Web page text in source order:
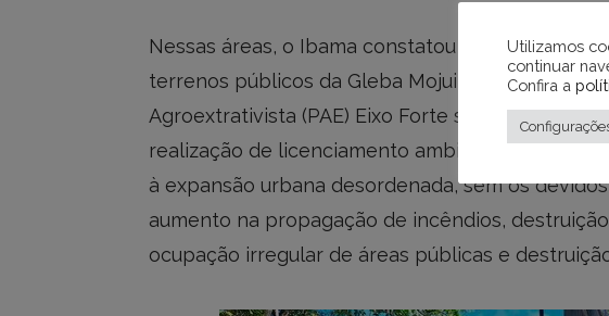
Nessas áreas, o Ibama constatou que havia
terrenos públicos da Gleba Mojui dos Campos e
Agroextrativista (PAE) Eixo Forte sem o título de
realização de licenciamento ambiental. O órgão
à expansão urbana desordenada, sem os
aumento na propagação de incêndios,
ocupação irregular de áreas públicas e
Utilizamos
continuar
Confira a